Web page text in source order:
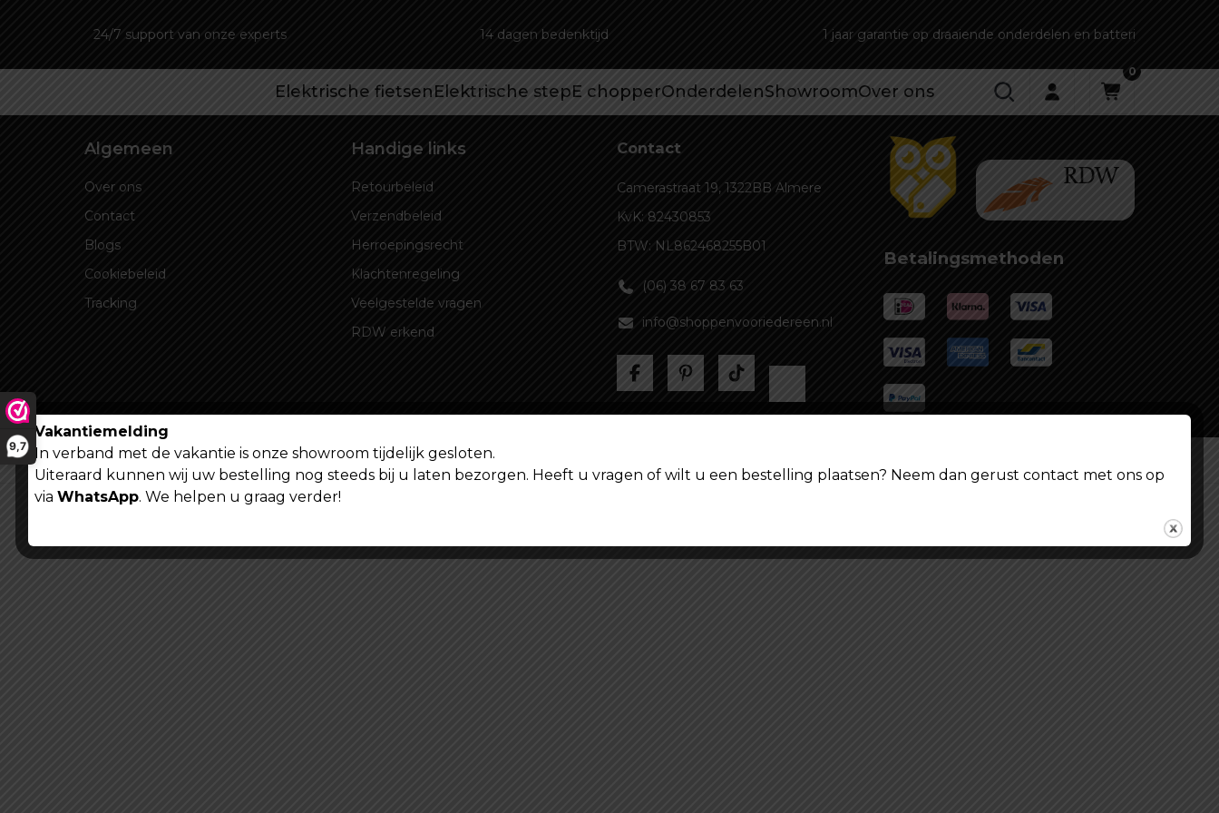
9,7
24/7 support van onze experts 14 dagen bedenktijd 1 jaar garantie op draaiende onderdelen en batterij
Elektrische fietsenElektrische stepE chopperOnderdelenShowroomOver ons
0
Algemeen
Over ons
Contact
Blogs
Cookiebeleid
Tracking
Handige links
Retourbeleid
Verzendbeleid
Herroepingsrecht
Klachtenregeling
Veelgestelde vragen
RDW erkend
Contact
Camerastraat 19, 1322BB Almere
KvK: 82430853
BTW: NL862468255B01
(06) 38 67 83 63
info@shoppenvooriedereen.nl
Betalingsmethoden
Algemene voorwaardenPrivacy verklaring
Vakantiemelding
In verband met de vakantie is onze showroom tijdelijk gesloten.
Uiteraard kunnen wij uw bestelling nog steeds bij u laten bezorgen. Heeft u vragen of wilt u een bestelling plaatsen? Neem dan gerust contact met ons op
via WhatsApp. We helpen u graag verder!